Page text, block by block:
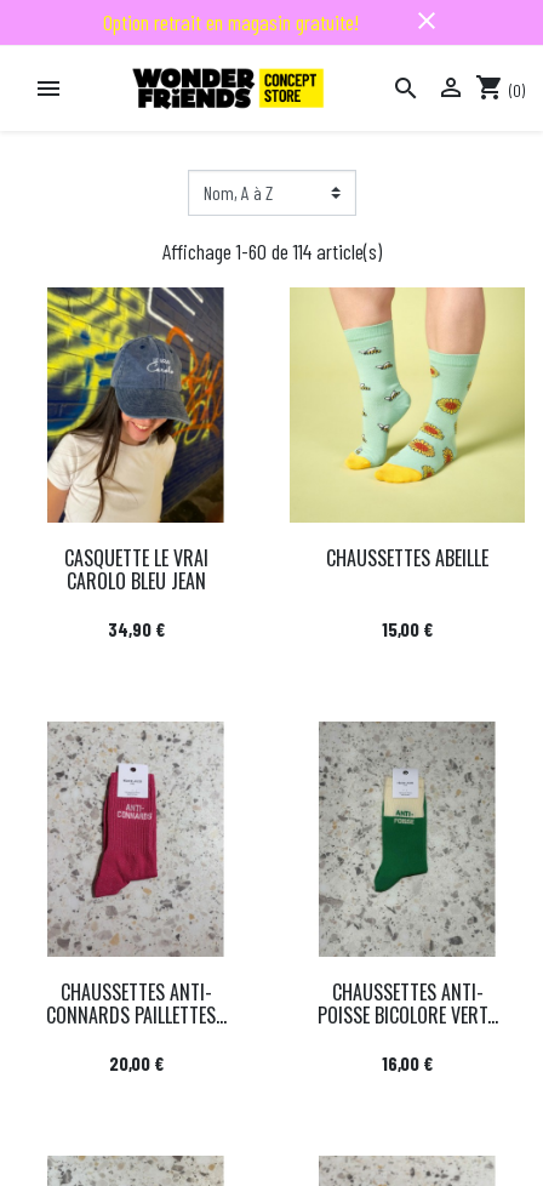
Option retrait en magasin gratuite! close
   shopping_cart (0)
Affichage 1-60 de 114 article(s)
CASQUETTE LE VRAI
CAROLO BLEU JEAN
Prix
34,90 €
CHAUSSETTES ABEILLE
Prix
15,00 €
CHAUSSETTES ANTI-
CONNARDS PAILLETTES...
Prix
20,00 €
CHAUSSETTES ANTI-
POISSE BICOLORE VERT...
Prix
16,00 €